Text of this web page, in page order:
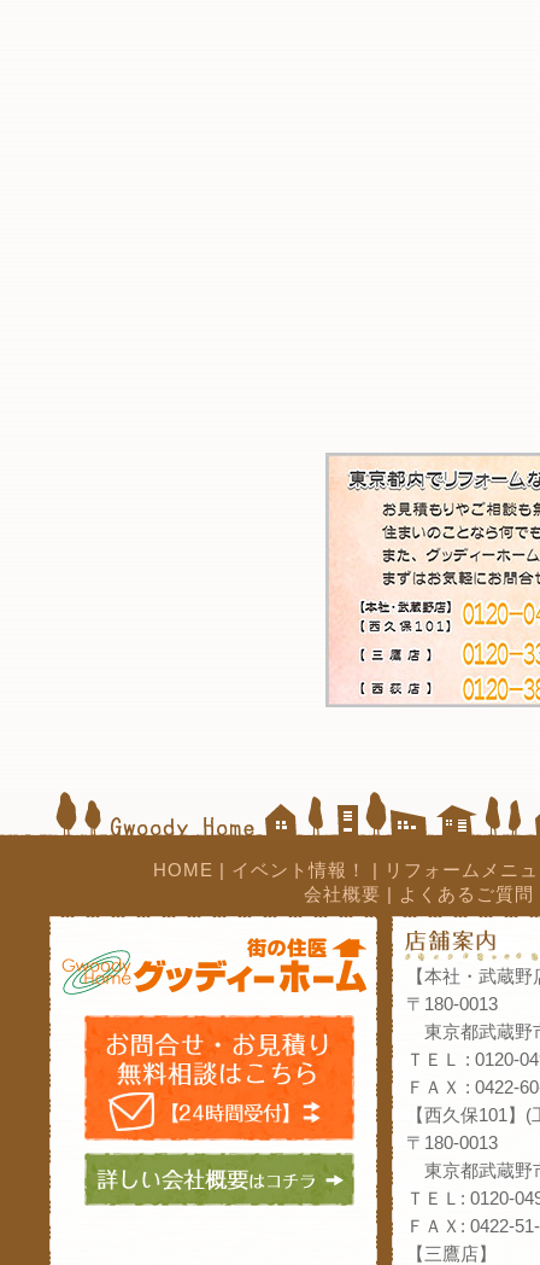
HOME イベント情報！
リフォームメニ
会社概要
よくあるご質問
【本社・武蔵野
〒180-0013
東京都武蔵野
ＴＥＬ : 0120-
ＦＡＸ : 0422-
【西久保101】
〒180-0013
東京都武蔵野
ＴＥＬ: 0120-
ＦＡＸ: 0422-
【三鷹店】